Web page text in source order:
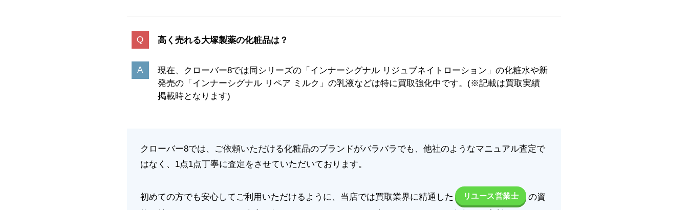
高く売れる大塚製薬の化粧品は？
現在、クローバー8では同シリーズの「インナーシグナル リジュブネイトローション」の化粧水や新
発売の「インナーシグナル リペア ミルク」の乳液などは特に買取強化中です。(※記載は買取実績
掲載時となります)
クローバー8では、ご依頼いただける化粧品のブランドがバラバラでも、他社のようなマニュアル査定で
はなく、1点1点丁寧に査定をさせていただいております。
初めての方でも安心してご利用いただけるように、当店では買取業界に精通した リユース営業士
の資